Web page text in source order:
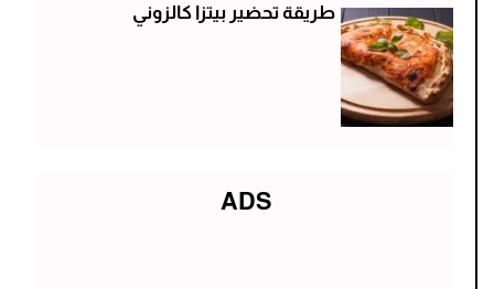
طريقة تحضير بيتزا كالزوني
ADS